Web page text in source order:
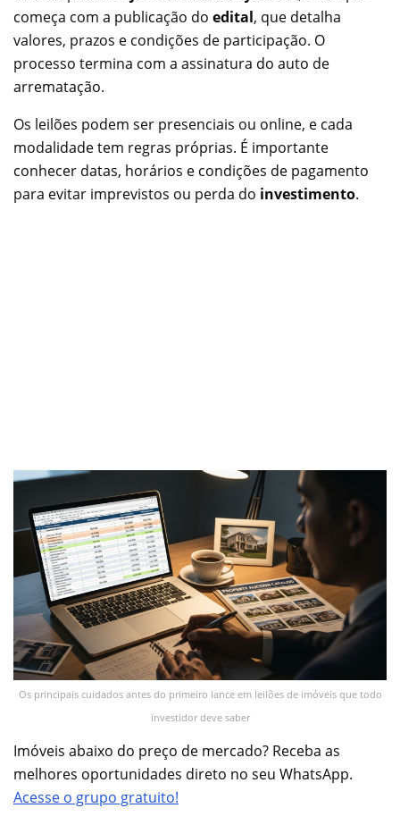
começa com a publicação do edital, que detalha
valores, prazos e condições de participação. O
processo termina com a assinatura do auto de
arrematação.
Os leilões podem ser presenciais ou online, e cada
modalidade tem regras próprias. É importante
conhecer datas, horários e condições de pagamento
para evitar imprevistos ou perda do investimento.
Os principais cuidados antes do primeiro lance em leilões de imóveis que todo
investidor deve saber
Imóveis abaixo do preço de mercado? Receba as
melhores oportunidades direto no seu WhatsApp.
Acesse o grupo gratuito!